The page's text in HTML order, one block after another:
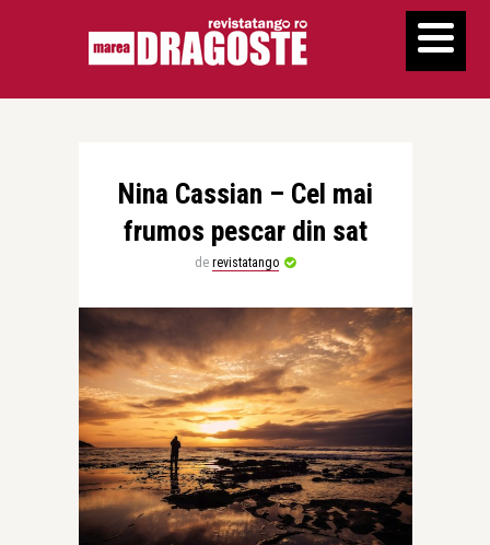
Nina Cassian – Cel mai
frumos pescar din sat
de revistatango